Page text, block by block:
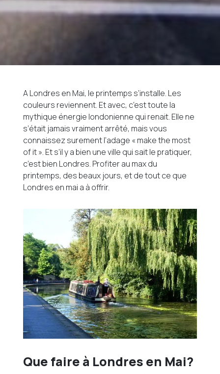
A Londres en Mai, le printemps s’installe. Les
couleurs reviennent. Et avec, c’est toute la
mythique énergie londonienne qui renait. Elle ne
s’était jamais vraiment arrêté, mais vous
connaissez surement l’adage « make the most
of it ». Et s’il y a bien une ville qui sait le pratiquer,
c’est bien Londres. Profiter au max du
printemps, des beaux jours, et de tout ce que
Londres en mai a à offrir.
Que faire à Londres en Mai?